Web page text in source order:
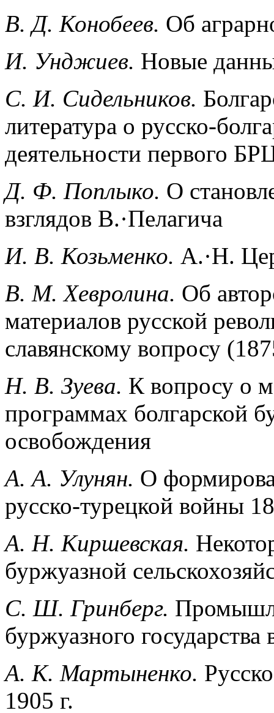
B. Д. Конобеев. Об
И. Унджиев. Новые
C. И. Сидельников.
литература о русско-
деятельности первого
Д. Ф. Поплыко. О
взглядов В.·Пелагича
И. В. Козьменко. А.·Н.
В. М. Хевролина. Об
материалов русской
славянскому вопросу
H. B. Зуева. К вопросу о
программах болгарской
освобождения
А. А. Улунян. О
русско-турецкой войны
А. Н. Киршевская.
буржуазной
С. Ш. Гринберг.
буржуазного государства
А. К. Мартыненко.
1905 г.